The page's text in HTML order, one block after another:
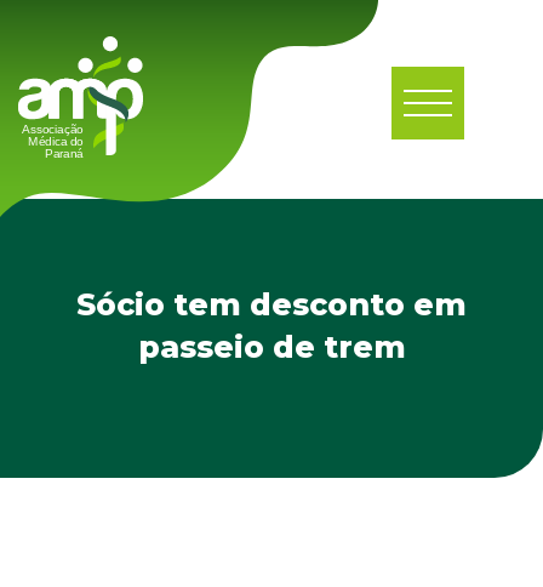
Sócio tem desconto em
passeio de trem